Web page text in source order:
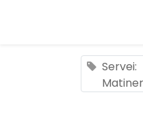
Servei: